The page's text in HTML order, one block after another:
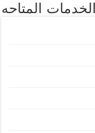
المتاحه